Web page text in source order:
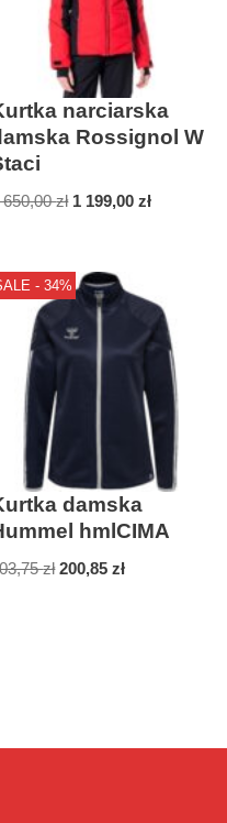
narciarska
Rossignol W
650,00zł 1 199,00zł
- 34%
damska
hmlCIMA
zł 200,85zł